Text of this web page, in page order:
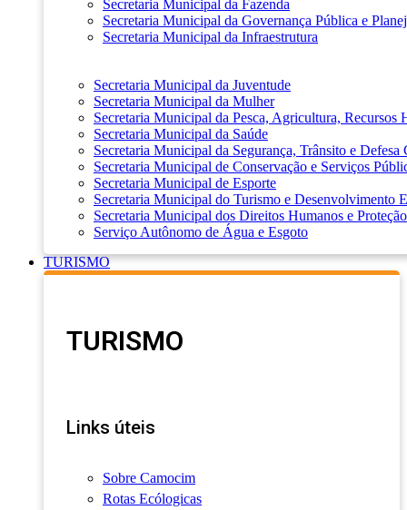
Secretaria Municipal da Fazenda
Secretaria Municipal da Governança Pública e
Secretaria Municipal da Infraestrutura
Secretaria Municipal da Juventude
Secretaria Municipal da Mulher
Secretaria Municipal da Pesca, Agricultura, Recursos
Secretaria Municipal da Saúde
Secretaria Municipal da Segurança, Trânsito e Defesa
Secretaria Municipal de Conservação e Serviços
Secretaria Municipal de Esporte
Secretaria Municipal do Turismo e Desenvolvimento
Secretaria Municipal dos Direitos Humanos e
Serviço Autônomo de Água e Esgoto
TURISMO
TURISMO
Links úteis
Sobre Camocim
Rotas Ecólogicas